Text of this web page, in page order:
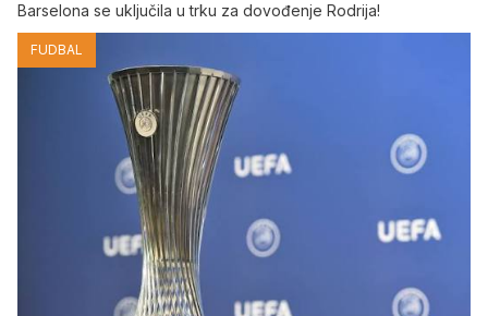
Barselona se uključila u trku za dovođenje Rodrija!
FUDBAL